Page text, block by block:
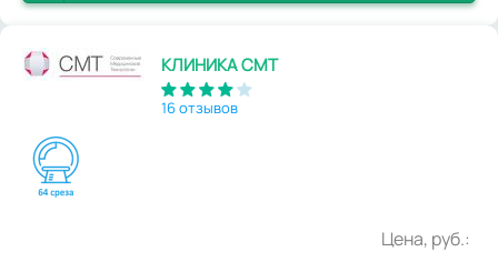
КЛИНИКА СМТ
16 отзывов
Цена, руб.: